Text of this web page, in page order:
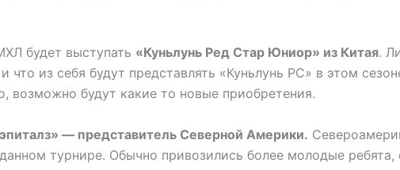
будет выступать «Куньлунь Ред Стар Юниор» из Китая.
что из себя будут представлять «Куньлунь РС» в этом
возможно будут какие то новые приобретения.
— представитель Северной Америки.
турнире. Обычно привозились более молодые ребята,